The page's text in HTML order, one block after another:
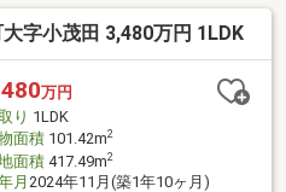
積りも物件ごとに作成可能！！
に相談できます！＼弊社には、
う無料かけつけサービスの仕組
のお家トラブル、緊急対応も承
木ノ葉プランニングにお任せく
字小茂田 3,480万円 1LDK
万円
り 1LDK
面積101.42m2
面積417.49m2
月 2024年11月(築1年10ヶ月)